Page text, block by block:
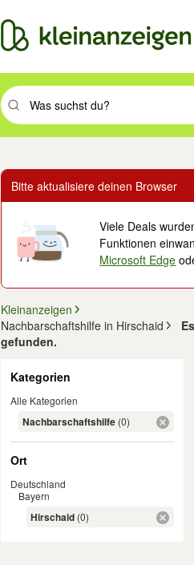
Suchbegriff eingeben. Eingabetaste
Bitte aktualisiere deinen Browser
Viele Deals
Funktionen
Microsoft Edge
Kleinanzeigen
Nachbarschaftshilfe in Hirschaid
gefunden.
Kategorien
Alle Kategorien
Nachbarschaftshilfe (0)
Ort
Deutschland
Bayern
Hirschaid (0)